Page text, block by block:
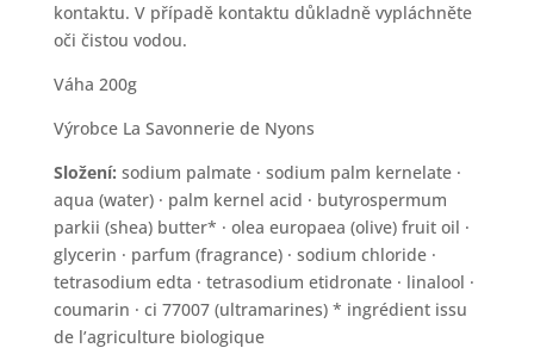
kontaktu. V případě kontaktu důkladně vypláchněte
oči čistou vodou.
Váha 200g
Výrobce La Savonnerie de Nyons
Složení: sodium palmate · sodium palm kernelate ·
aqua (water) · palm kernel acid · butyrospermum
parkii (shea) butter* · olea europaea (olive) fruit oil ·
glycerin · parfum (fragrance) · sodium chloride ·
tetrasodium edta · tetrasodium etidronate · linalool ·
coumarin · ci 77007 (ultramarines) * ingrédient issu
de l’agriculture biologique